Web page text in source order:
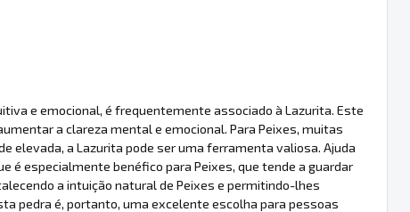
e emocional, é frequentemente associado à Lazurita. Este
a clareza mental e emocional. Para Peixes, muitas
elevada, a Lazurita pode ser uma ferramenta valiosa. Ajuda
é especialmente benéfico para Peixes, que tende a guardar
a intuição natural de Peixes e permitindo-lhes
pedra é, portanto, uma excelente escolha para pessoas